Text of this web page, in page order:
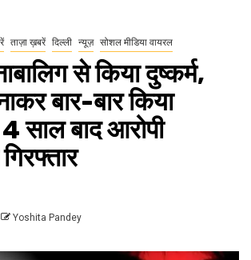
ताज़ा ख़बरें दिल्ली न्यूज़ सोशल मीडिया वायरल
से किया दुष्कर्म,
बार-बार किया
साल बाद आरोपी
गिरफ्तार
Yoshita Pandey